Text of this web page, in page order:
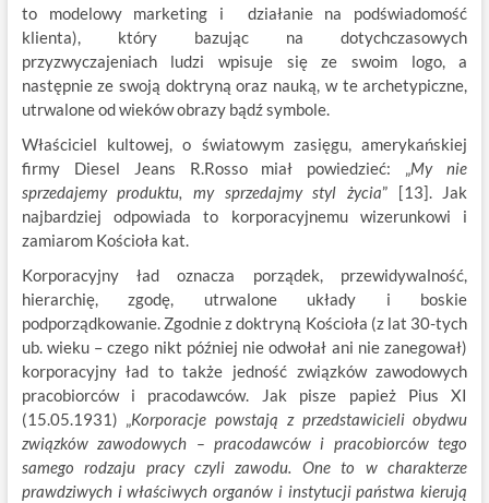
to modelowy marketing i działanie na podświadomość
klienta), który bazując na dotychczasowych
przyzwyczajeniach ludzi wpisuje się ze swoim logo, a
następnie ze swoją doktryną oraz nauką, w te archetypiczne,
utrwalone od wieków obrazy bądź symbole.
Właściciel kultowej, o światowym zasięgu, amerykańskiej
firmy Diesel Jeans R.Rosso miał powiedzieć: „My nie
sprzedajemy produktu, my sprzedajmy styl życia” [13]. Jak
najbardziej odpowiada to korporacyjnemu wizerunkowi i
zamiarom Kościoła kat.
Korporacyjny ład oznacza porządek, przewidywalność,
hierarchię, zgodę, utrwalone układy i boskie
podporządkowanie. Zgodnie z doktryną Kościoła (z lat 30-tych
ub. wieku – czego nikt później nie odwołał ani nie zanegował)
korporacyjny ład to także jedność związków zawodowych
pracobiorców i pracodawców. Jak pisze papież Pius XI
(15.05.1931) „Korporacje powstają z przedstawicieli obydwu
związków zawodowych – pracodawców i pracobiorców tego
samego rodzaju pracy czyli zawodu. One to w charakterze
prawdziwych i właściwych organów i instytucji państwa kierują